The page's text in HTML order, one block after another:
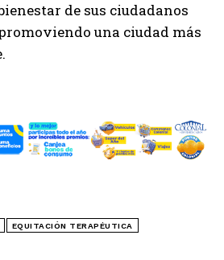
de sus ciudadanos
una ciudad más
EQUITACIÓN TERAPÉUTICA